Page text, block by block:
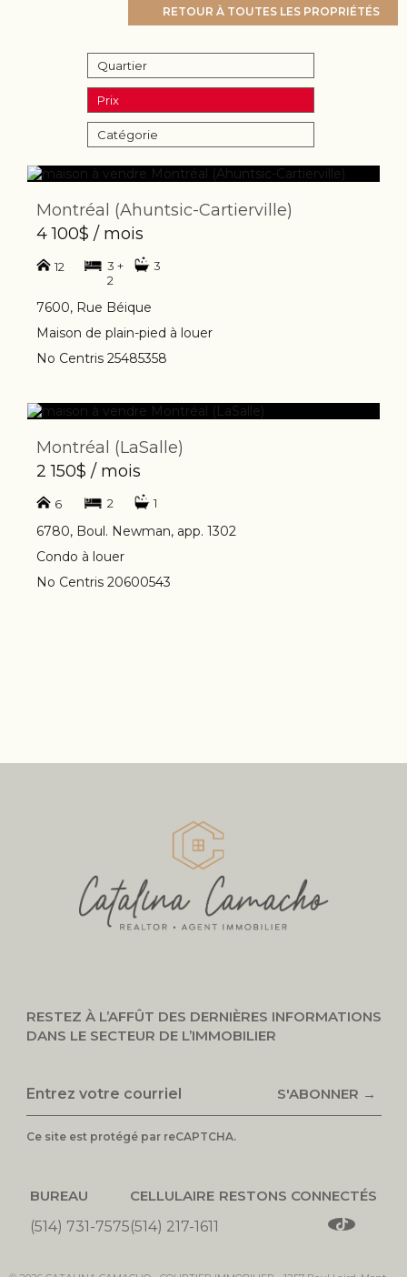
RETOUR À TOUTES LES PROPRIÉTÉS
Quartier
Prix
Catégorie
Montréal (Ahuntsic-Cartierville)
4 100$ / mois
12
3 +
2
3
7600, Rue Béique
Maison de plain-pied à louer
No Centris 25485358
Montréal (LaSalle)
2 150$ / mois
6 2 1
6780, Boul. Newman, app. 1302
Condo à louer
No Centris 20600543
RESTEZ À L’AFFÛT DES DERNIÈRES INFORMATIONS
DANS LE SECTEUR DE L’IMMOBILIER
S'ABONNER →
Ce site est protégé par reCAPTCHA.
BUREAU
(514) 731-7575
CELLULAIRE
(514) 217-1611
RESTONS CONNECTÉS